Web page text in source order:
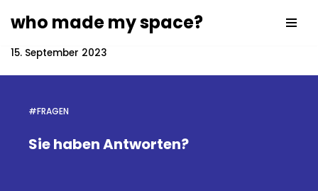
Inhalt
who made my space?
15. September 2023
#FRAGEN
Sie haben Antworten?